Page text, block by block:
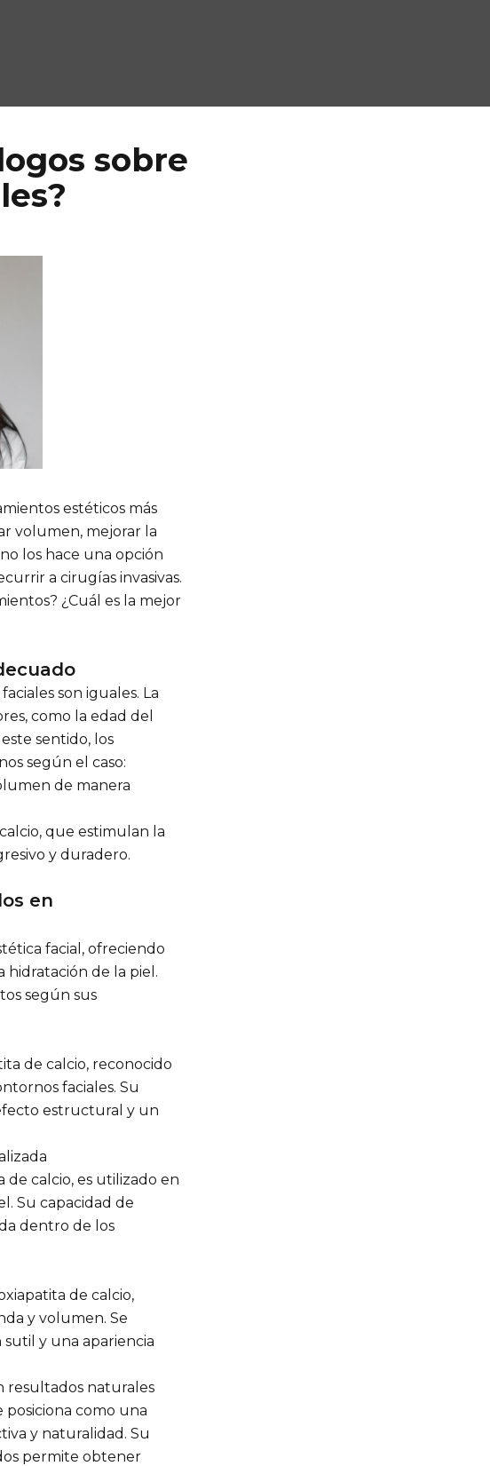
sobre
estéticos más
volumen, mejorar la
los hace una opción
a cirugías invasivas.
¿Cuál es la mejor
son iguales. La
como la edad del
sentido, los
según el caso:
de manera
que estimulan la
y duradero.
en
facial, ofreciendo
hidratación de la piel.
según sus
de calcio, reconocido
faciales. Su
estructural y un
calcio, es utilizado en
Su capacidad de
dentro de los
de calcio,
y volumen. Se
y una apariencia
resultados naturales
posiciona como una
y naturalidad. Su
permite obtener